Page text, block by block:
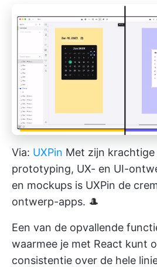
Via: UXPin Met zijn
prototyping, UX- en UI-
en mockups is UXPin de
ontwerp-apps. 🎩
Een van de opvallende
waarmee je met React kunt
consistentie over de hele